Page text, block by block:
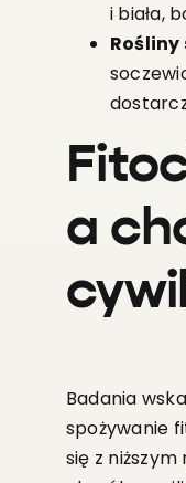
i biała,
a
Badania
spożywanie
się z